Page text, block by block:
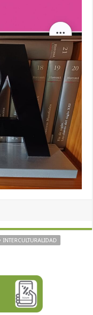
INTERCULTURALIDAD